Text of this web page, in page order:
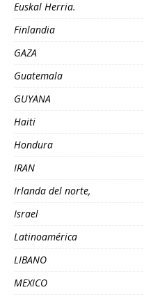
Euskal Herria.
Finlandia
GAZA
Guatemala
GUYANA
Haiti
Hondura
IRAN
Irlanda del norte,
Israel
Latinoamérica
LIBANO
MEXICO